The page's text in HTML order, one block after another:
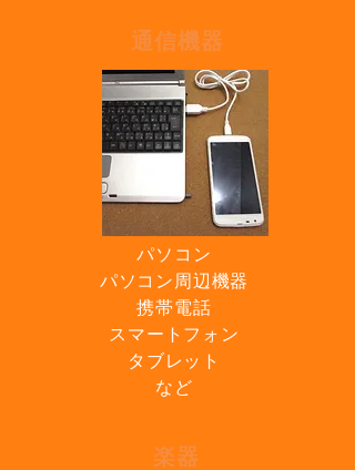
通信機器
パソコン
パソコン周辺機器
携帯電話
スマートフォン
タブレット
​など
楽器